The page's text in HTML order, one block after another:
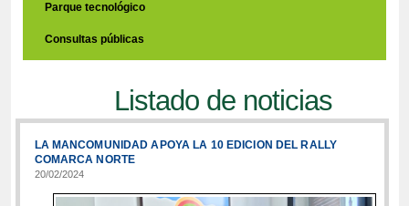
Parque tecnológico
Consultas públicas
Listado de noticias
LA MANCOMUNIDAD APOYA LA 10 EDICION DEL RALLY
COMARCA NORTE
20/02/2024